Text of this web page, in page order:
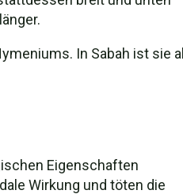
In Sabah ist sie
Eigenschaften
Wirkung und töten die